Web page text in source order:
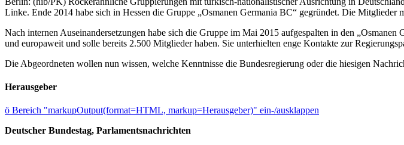
Linke. Ende 2014 habe sich in Hessen die Gruppe „Osmanen Germania BC“ gegründet. Die
Nach internen Auseinandersetzungen habe sich die Gruppe im Mai 2015 aufgespalten in den
und europaweit und solle bereits 2.500 Mitglieder haben. Sie unterhielten enge Kontakte zur
Die Abgeordneten wollen nun wissen, welche Kenntnisse die Bundesregierung oder die hiesigen
Herausgeber
ö Bereich "markupOutput(format=HTML, markup=Herausgeber)" ein-/ausklappen
Deutscher Bundestag, Parlamentsnachrichten